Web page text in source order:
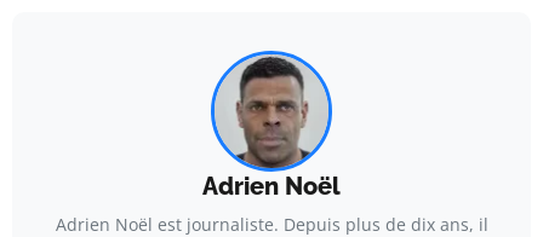
Adrien Noël
Adrien Noël est journaliste. Depuis plus de dix ans, il